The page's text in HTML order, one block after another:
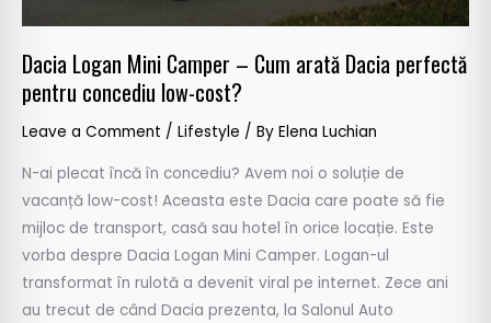
Dacia Logan Mini Camper – Cum arată Dacia perfectă
pentru concediu low-cost?
Leave a Comment / Lifestyle / By Elena Luchian
N-ai plecat încă în concediu? Avem noi o soluție de
vacanță low-cost! Aceasta este Dacia care poate să fie
mijloc de transport, casă sau hotel în orice locație. Este
vorba despre Dacia Logan Mini Camper. Logan-ul
transformat în rulotă a devenit viral pe internet. Zece ani
au trecut de când Dacia prezenta, la Salonul Auto
cost?